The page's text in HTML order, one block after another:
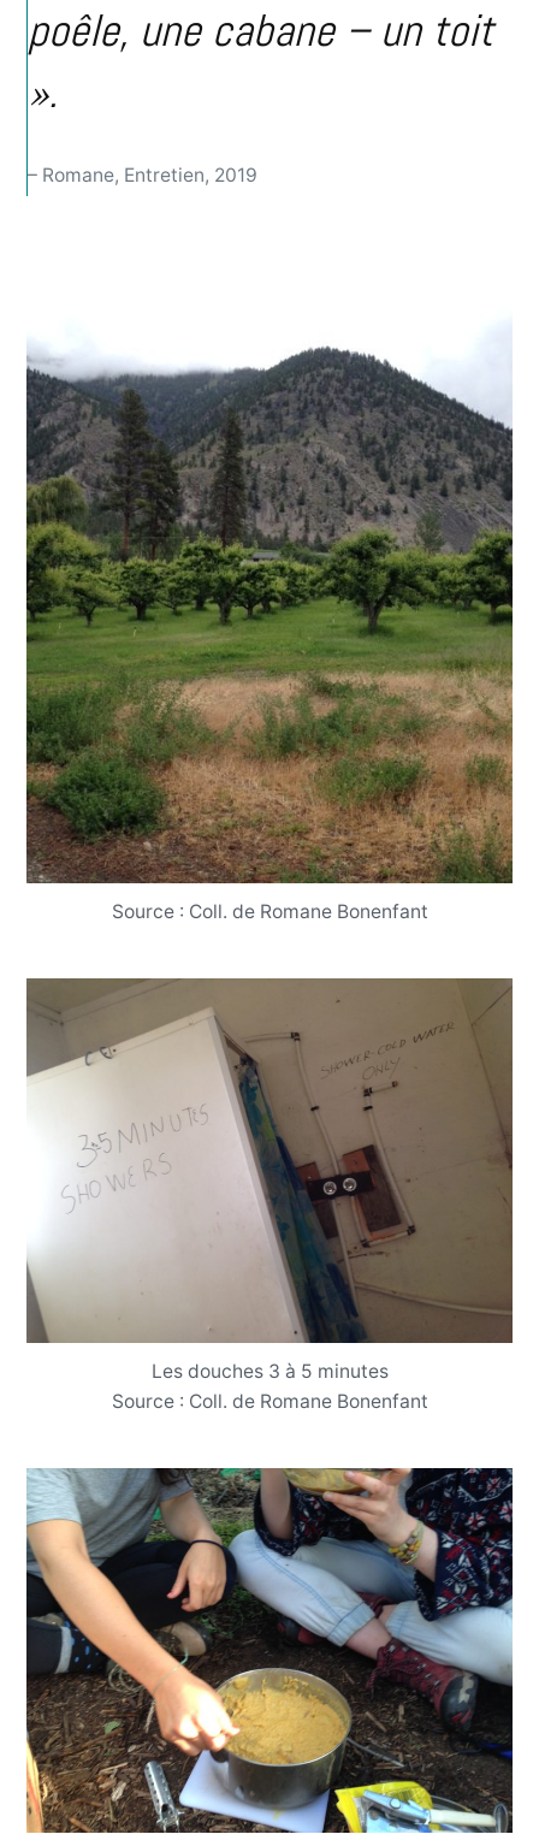
poêle, une cabane – un toit
».
– Romane, Entretien, 2019
Source : Coll. de Romane Bonenfant
Les douches 3 à 5 minutes
Source : Coll. de Romane Bonenfant